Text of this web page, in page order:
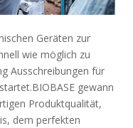
Geräten zur
wie möglich zu
Ausschreibungen für
gewann
Produktqualität,
dem perfekten